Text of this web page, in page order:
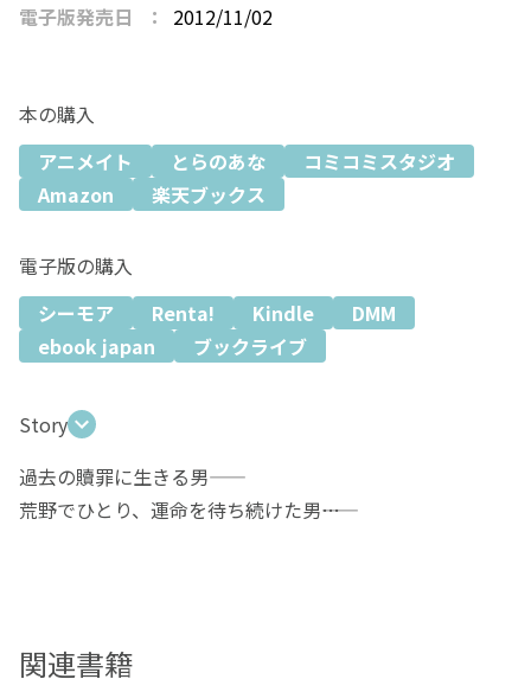
電子版発売日
2012/11/02
本の購入
アニメイト
とらのあな
コミコミスタジオ
Amazon
楽天ブックス
電子版の購入
シーモア
Renta! Kindle
DMM
ebook japan
ブックライブ
Story
過去の贖罪に生きる男――
荒野でひとり、運命を待ち続けた男――
小さな町で保安官をしているフランは、荷の護送をした帰
関連書籍